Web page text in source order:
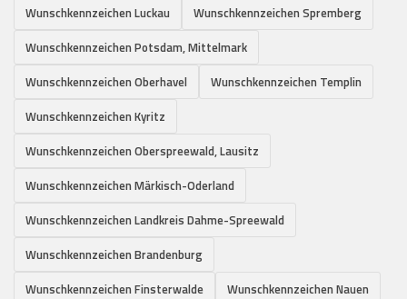
Wunschkennzeichen Luckau
Wunschkennzeichen Spremberg
Wunschkennzeichen Potsdam, Mittelmark
Wunschkennzeichen Oberhavel
Wunschkennzeichen Templin
Wunschkennzeichen Kyritz
Wunschkennzeichen Oberspreewald, Lausitz
Wunschkennzeichen Märkisch-Oderland
Wunschkennzeichen Landkreis Dahme-Spreewald
Wunschkennzeichen Brandenburg
Wunschkennzeichen Finsterwalde
Wunschkennzeichen Nauen